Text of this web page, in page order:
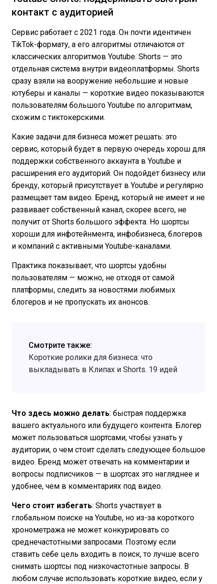
контакт с аудиторией
Сервис работает с 2021 года. Он почти идентичен
TikTok-формату, а его алгоритмы отличаются от
классических алгоритмов Youtube. Shorts — это
отдельная система внутри видеоплатформы. Shorts
сразу взяли на вооружение небольшие и новые
ютуберы и каналы — короткие видео показываются
пользователям большого Youtube по алгоритмам,
схожим с тиктокерскими.
Какие задачи для бизнеса может решать: это
сервис, который будет в первую очередь хорош для
поддержки собственного аккаунта в Youtube и
расширения его аудиторий. Он подойдет бизнесу или
бренду, который присутствует в Youtube и регулярно
размещает там видео. Бренд, который не имеет и не
развивает собственный канал, скорее всего, не
получит от Shorts большого эффекта. Но шортсы
хороши для инфотейнмента, инфобизнеса, блогеров
и компаний с активными Youtube-каналами.
Практика показывает, что шортсы удобны
пользователям — можно, не отходя от самой
платформы, следить за новостями любимых
блогеров и не пропускать их анонсов.
Смотрите также:
Короткие ролики для бизнеса: что
выкладывать в Клипах и Shorts. 19 идей
Что здесь можно делать: быстрая поддержка
вашего актуального или будущего контента. Блогер
может пользоваться шортсами, чтобы узнать у
аудитории, о чем стоит сделать следующее большое
видео. Бренд может отвечать на комментарии и
вопросы подписчиков — в шортсах это нагляднее и
удобнее, чем в комментариях под видео.
Чего стоит избегать: Shorts участвует в
глобальном поиске на Youtube, но из-за короткого
хронометража не может конкурировать со
среднечастотными запросами. Поэтому если
ставить себе цель входить в поиск, то лучше всего
снимать шортсы под низкочастотные запросы. В
любом случае использовать короткие видео, если у